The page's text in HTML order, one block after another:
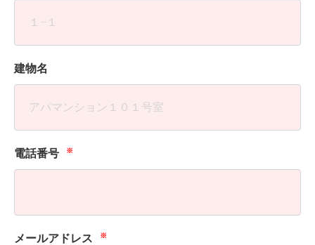
建物名
電話番号 ※
メールアドレス ※